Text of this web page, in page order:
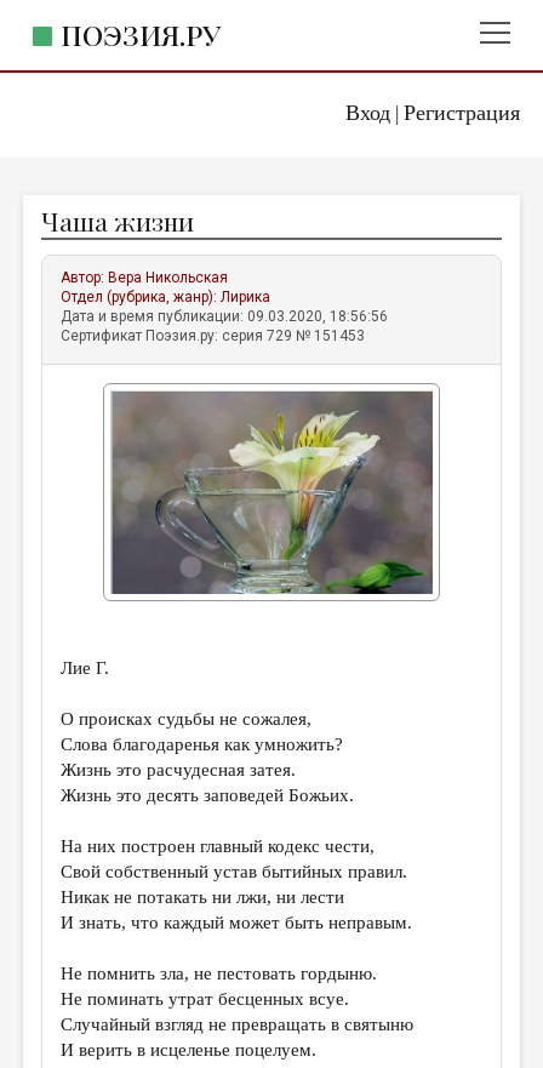
Вход| Регистрация
ПОЭЗИЯ.РУ
ЖАНРЫ
АВТОРЫ
КОММЕНТАРИИ
ЛИТСАЛОН
ПРАВИЛА САЙТА
ОТДЕЛЫ И РУБРИКИ
ПЕРЕВОДЫ
ДЕТСКАЯ КОМНАТА
КНИЖНАЯ ПОЛКА
СТРАНИЦЫ ПАМЯТИ
ОБЪЯВЛЕНИЯ
КОЛОНКА РЕДАКТОРА
РЕДКОЛЛЕГИЯ
ОТ РЕДАКЦИИ
Чаша жизни
Автор: Вера Никольская
Отдел (рубрика, жанр):Лирика
Дата и время публикации: 09.03.2020, 18:56:56
Сертификат Поэзия.ру: серия 729 № 151453
Лие Г.
О происках судьбы не сожалея,
Слова благодаренья как умножить?
Жизнь это расчудесная затея.
Жизнь это десять заповедей Божьих.
На них построен главный кодекс чести,
Свой собственный устав бытийных правил.
Никак не потакать ни лжи, ни лести
И знать, что каждый может быть неправым.
Не помнить зла, не пестовать гордыню.
Не поминать утрат бесценных всуе.
Случайный взгляд не превращать в святыню
И верить в исцеленье поцелуем.